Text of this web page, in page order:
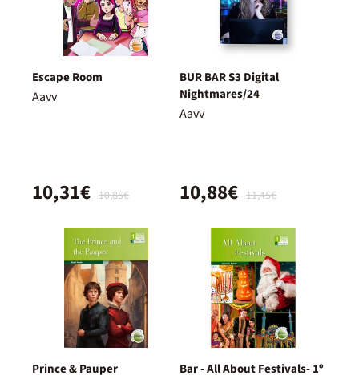
Escape Room
Aavv
10,85€
10,31€
BUR BAR S3 Digital
Nightmares/24
Aavv
11,45€
10,88€
Prince & Pauper
Bar - All About Festivals- 1º